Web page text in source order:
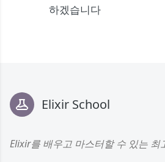
하겠습니다
Elixir School
Elixir를 배우고 마스터할 수 있는 최